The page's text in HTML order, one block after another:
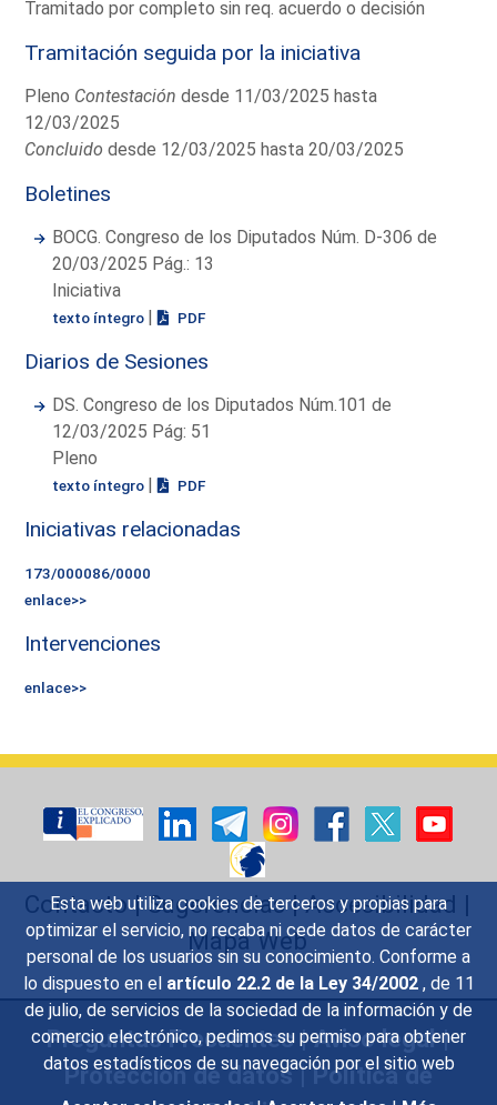
Esta web utiliza cookies de terceros y propias para
optimizar el servicio, no recaba ni cede datos de carácter
personal de los usuarios sin su conocimiento. Conforme a
lo dispuesto en el artículo 22.2 de la Ley 34/2002 , de 11
de julio, de servicios de la sociedad de la información y de
comercio electrónico, pedimos su permiso para obtener
datos estadísticos de su navegación por el sitio web
Tramitado por completo sin req. acuerdo o decisión
Tramitación seguida por la iniciativa
Pleno Contestación desde 11/03/2025 hasta
12/03/2025
Concluido desde 12/03/2025 hasta 20/03/2025
Boletines
BOCG. Congreso de los Diputados Núm. D-306 de
20/03/2025 Pág.: 13
Iniciativa
texto íntegro | PDF
Diarios de Sesiones
DS. Congreso de los Diputados Núm.101 de
12/03/2025 Pág: 51
Pleno
texto íntegro | PDF
Iniciativas relacionadas
173/000086/0000
enlace>>
Intervenciones
enlace>>
Contacto|Sugerencias|Accesibilidad |
Mapa Web
Preguntas Frecuentes|Aviso legal|
Protección de datos|Política de